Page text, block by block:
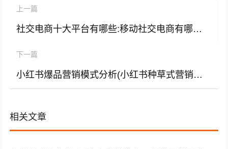
上一篇
社交电商十大平台有哪些:移动社交电商有哪些？
下一篇
小红书爆品营销模式分析(小红书种草式营销模式分析)
相关文章